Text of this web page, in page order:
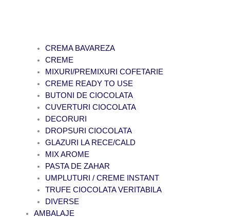
CREMA BAVAREZA
CREME
MIXURI/PREMIXURI COFETARIE
CREME READY TO USE
BUTONI DE CIOCOLATA
CUVERTURI CIOCOLATA
DECORURI
DROPSURI CIOCOLATA
GLAZURI LA RECE/CALD
MIX AROME
PASTA DE ZAHAR
UMPLUTURI / CREME INSTANT
TRUFE CIOCOLATA VERITABILA
DIVERSE
AMBALAJE